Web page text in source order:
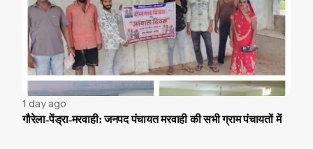
1 day ago
गौरेला-पेंड्रा-मरवाही: जनपद पंचायत मरवाही की सभी ग्राम पंचायतों में